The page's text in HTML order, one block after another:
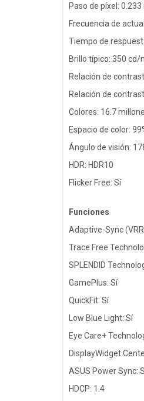
Paso de píxel:
Frecuencia de
Tiempo de
Brillo típico: 350 cd/
Relación de
Relación de
Colores: 16.7
Espacio de color:
Ángulo de visión:
HDR: HDR10
Flicker Free: Sí
Funciones
Adaptive-Sync
Trace Free
SPLENDID
GamePlus: Sí
QuickFit: Sí
Low Blue Light: Sí
Eye Care+
DisplayWidget
ASUS Power Sync:
HDCP: 1.4